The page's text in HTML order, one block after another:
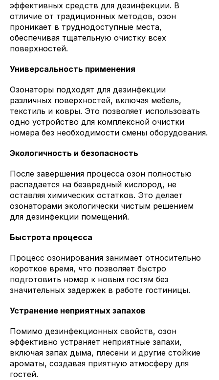
эффективных средств для дезинфекции. В
отличие от традиционных методов, озон
проникает в труднодоступные места,
обеспечивая тщательную очистку всех
поверхностей.
Универсальность применения
Озонаторы подходят для дезинфекции
различных поверхностей, включая мебель,
текстиль и ковры. Это позволяет использовать
одно устройство для комплексной очистки
номера без необходимости смены оборудования.
Экологичность и безопасность
После завершения процесса озон полностью
распадается на безвредный кислород, не
оставляя химических остатков. Это делает
озонаторами экологически чистым решением
для дезинфекции помещений.
Быстрота процесса
Процесс озонирования занимает относительно
короткое время, что позволяет быстро
подготовить номер к новым гостям без
значительных задержек в работе гостиницы.
Устранение неприятных запахов
Помимо дезинфекционных свойств, озон
эффективно устраняет неприятные запахи,
включая запах дыма, плесени и другие стойкие
ароматы, создавая приятную атмосферу для
гостей.